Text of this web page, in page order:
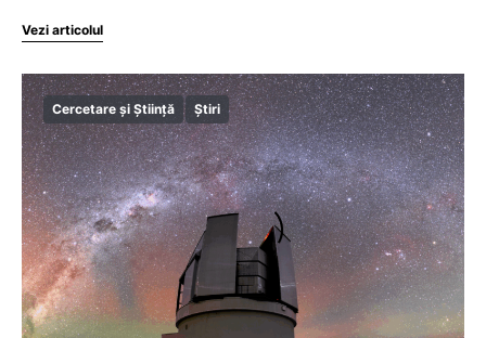
Vezi articolul
Cercetare și Știință Știri